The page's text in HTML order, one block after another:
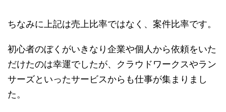
ちなみに上記は売上比率ではなく、案件比率です。
初心者のぼくがいきなり企業や個人から依頼をいた
だけたのは幸運でしたが、クラウドワークスやラン
サーズといったサービスからも仕事が集まりまし
た。